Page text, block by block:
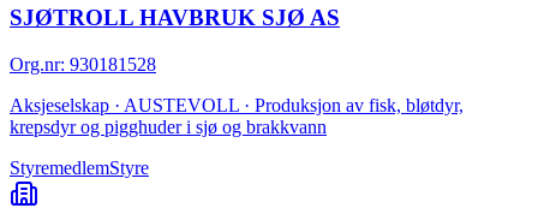
SJØTROLL HAVBRUK SJØ AS
Org.nr: 930181528
Aksjeselskap · AUSTEVOLL · Produksjon av fisk, bløtdyr,
krepsdyr og pigghuder i sjø og brakkvann
StyremedlemStyre